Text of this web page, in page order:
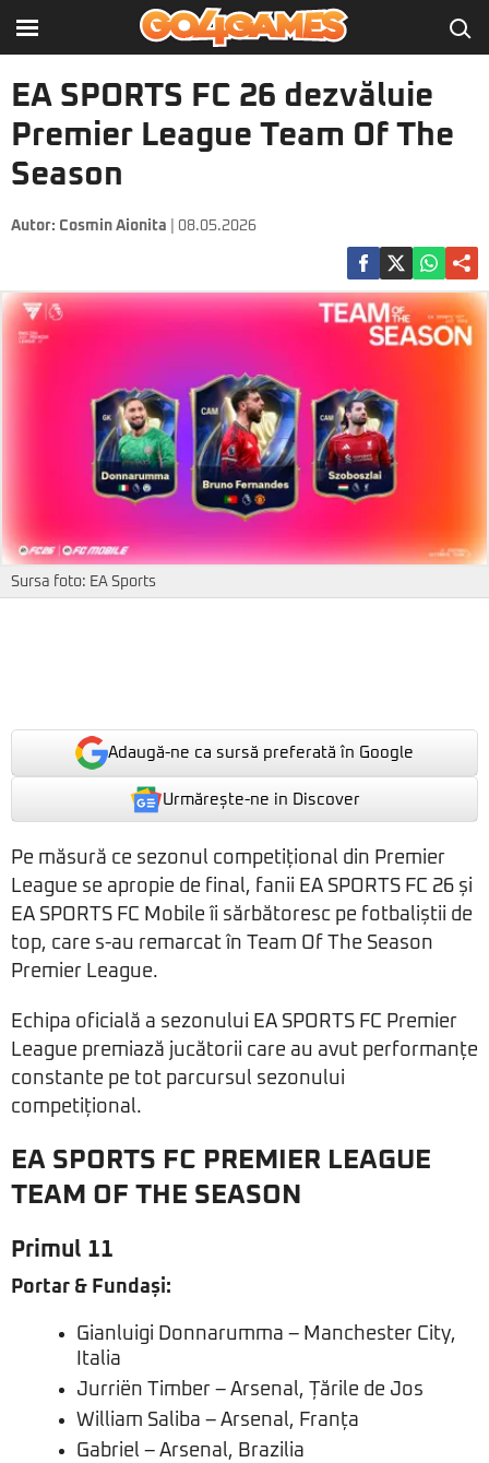
EA SPORTS FC 26 dezvăluie
Premier League Team Of The
Season
Autor: Cosmin Aionita | 08.05.2026
Sursa foto: EA Sports
Adaugă-ne ca sursă preferată în Google
Urmărește-ne in Discover
Pe măsură ce sezonul competițional din Premier
League se apropie de final, fanii EA SPORTS FC 26 și
EA SPORTS FC Mobile îi sărbătoresc pe fotbaliștii de
top, care s-au remarcat în Team Of The Season
Premier League.
Echipa oficială a sezonului EA SPORTS FC Premier
League premiază jucătorii care au avut performanțe
constante pe tot parcursul sezonului
competițional.
EA SPORTS FC PREMIER LEAGUE
TEAM OF THE SEASON
Primul 11
Portar & Fundași:
Gianluigi Donnarumma – Manchester City,
Italia
Jurriën Timber – Arsenal, Țările de Jos
William Saliba – Arsenal, Franța
Gabriel – Arsenal, Brazilia